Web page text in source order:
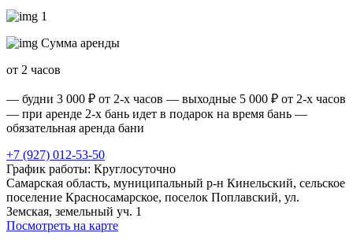
1
Сумма аренды
от 2 часов
— будни 3 000 ₽ от 2-х часов — выходные 5 000 ₽ от 2-х часов
— при аренде 2-х бань идет в подарок на время бань —
обязательная аренда бани
+7 (927) 012-53-50
График работы: Круглосуточно
Самарская область, муниципальный р-н Кинельский, сельское
поселение Красносамарское, поселок Поплавский, ул.
Земская, земельный уч. 1
Посмотреть на карте